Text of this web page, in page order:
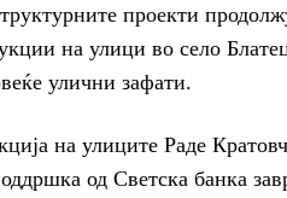
проекти
на улици во село
улични зафати.
на улиците Раде
од Светска банка